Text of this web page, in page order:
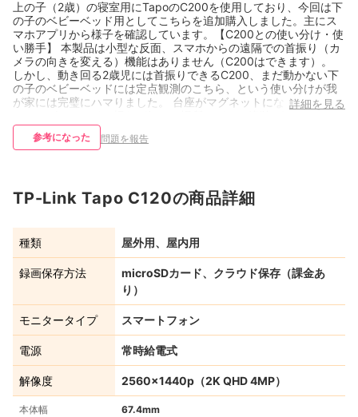
上の子（2歳）の寝室用にTapoのC200を使用しており、今回は下
の子のベビーベッド用としてこちらを追加購入しました。主にス
マホアプリから様子を確認しています。 ​【C200との使い分け・使
い勝手】 本製品は小型な反面、スマホからの遠隔での首振り（カ
メラの向きを変える）機能はありません（C200はできます）。
しかし、動き回る2歳児には首振りできるC200、まだ動かない下
の子のベビーベッドには定点観測のこちら、という使い分けが我
が家には完璧にハマりました。 台座がマグネットになっているた
き、Type-C給電なので配線の取り回しが圧倒的に楽です。暗視性
能の優秀さはC200同様で、暗闇でもしっかり様子が確認できま
インターネットへの通信を遮断」し、自宅のWi-Fiに繋がっている
スマホからしかアクセスできないように（ローカルネットワーク
るとTapo本体の時刻同期ができなくなり、画面上の時間がずれて
しまうという問題が発生します。これについては、ルータの設定
で「NTPサーバのポートだけインターネット通信を許可」するこ
とで解決できます。
詳細を見る
参考になった 問題を報告
TP-Link Tapo C120の商品詳細
種類 屋外用、屋内用
録画保存方法
microSDカード、クラウド保存（課金あ
り）
モニタータイプ スマートフォン
電源 常時給電式
解像度 2560×1440p（2K QHD 4MP）
本体幅 67.4mm